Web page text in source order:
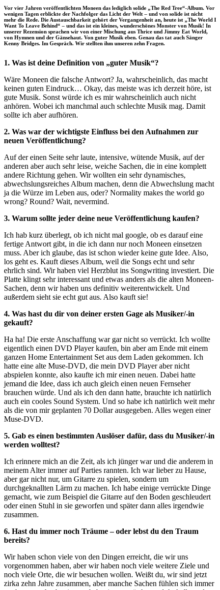
Facebook
clipboard
eMail
Vor vier Jahren veröffentlichten Moneen das lediglich solide „The Red Tree“-Album. Vor
wenigen Tagen erblickte der Nachfolger das Licht der Welt – und von solide ist nicht
mehr die Rede. Die Austauschbarkeit gehört der Vergangenheit an, heute ist „The World I
Want To Leave Behind“ – und das ist ein kleines, wunderschönes Monster von Musik! In
unserer Rezension sprachen wir von einer Mischung aus Thrice und Jimmy Eat World,
von Hymnen und der Gänsehaut. Von guter Musik eben. Genau das tat auch Sänger
Kenny Bridges. Im Gespräch. Wir stellten ihm unseren zehn Fragen.
1. Was ist deine Definition von „guter Musik“?
Wäre Moneen die falsche Antwort? Ja, wahrscheinlich, das macht
keinen guten Eindruck… Okay, das meiste was ich derzeit höre, ist
gute Musik. Sonst würde ich es mir wahrscheinlich auch nicht
anhören. Wobei ich manchmal auch schlechte Musik mag. Damit
sollte ich aber aufhören.
2. Was war der wichtigste Einfluss bei den Aufnahmen zur
neuen Veröffentlichung?
Auf der einen Seite sehr laute, intensive, wütende Musik, auf der
anderen aber auch sehr leise, weiche Sachen, die in eine komplett
andere Richtung gehen. Wir wollten ein sehr dynamisches,
abwechslungsreiches Album machen, denn die Abwechslung macht
ja die Würze im Leben aus, oder? Normality makes the world go
wrong? Round? Wait, nevermind.
3. Warum sollte jeder deine neue Veröffentlichung kaufen?
Ich hab kurz überlegt, ob ich nicht mal google, ob es darauf eine
fertige Antwort gibt, in die ich dann nur noch Moneen einsetzen
muss. Aber ich glaube, das ist schon wieder keine gute Idee. Also,
los geht es. Kauft dieses Album, weil die Songs echt und sehr
ehrlich sind. Wir haben viel Herzblut ins Songwriting investiert. Die
Platte klingt sehr interessant und etwas anders als die alten Moneen-
Sachen, denn wir haben uns definitiv weiterentwickelt. Und
außerdem sieht sie echt gut aus. Also kauft sie!
4. Was hast du dir von deiner ersten Gage als Musiker/-in
gekauft?
Ha ha! Die erste Anschaffung war gar nicht so verrückt. Ich wollte
eigentlich einen DVD Player kaufen, bin aber am Ende mit einem
ganzen Home Entertainment Set aus dem Laden gekommen. Ich
hatte eine alte Muse-DVD, die mein DVD Player aber nicht
abspielen konnte, also kaufte ich mir einen neuen. Dabei hatte
jemand die Idee, dass ich auch gleich einen neuen Fernseher
brauchen würde. Und als ich den dann hatte, brauchte ich natürlich
auch ein cooles Sound System. Und so habe ich natürlich weit mehr
als die von mir geplanten 70 Dollar ausgegeben. Alles wegen einer
Muse-DVD.
5. Gab es einen bestimmten Auslöser dafür, dass du Musiker/-in
werden wolltest?
Ich erinnere mich an die Zeit, als ich jünger war und die anderem in
meinem Alter immer auf Parties rannten. Ich war lieber zu Hause,
aber gar nicht nur, um Gitarre zu spielen, sondern um
durchgeknallten Lärm zu machen. Ich habe einige verrückte Dinge
gemacht, wie zum Beispiel die Gitarre auf den Boden geschleudert
oder einen Stuhl in sie geworfen und später dann alles irgendwie
zusammen.
6. Hast du immer noch Träume – oder lebst du den Traum
bereits?
Wir haben schon viele von den Dingen erreicht, die wir uns
vorgenommen haben, aber wir haben noch viele weitere Ziele und
noch viele Orte, die wir besuchen wollen. Weißt du, wir sind jetzt
zirka zehn Jahre zusammen, aber manche Sachen fühlen sich immer